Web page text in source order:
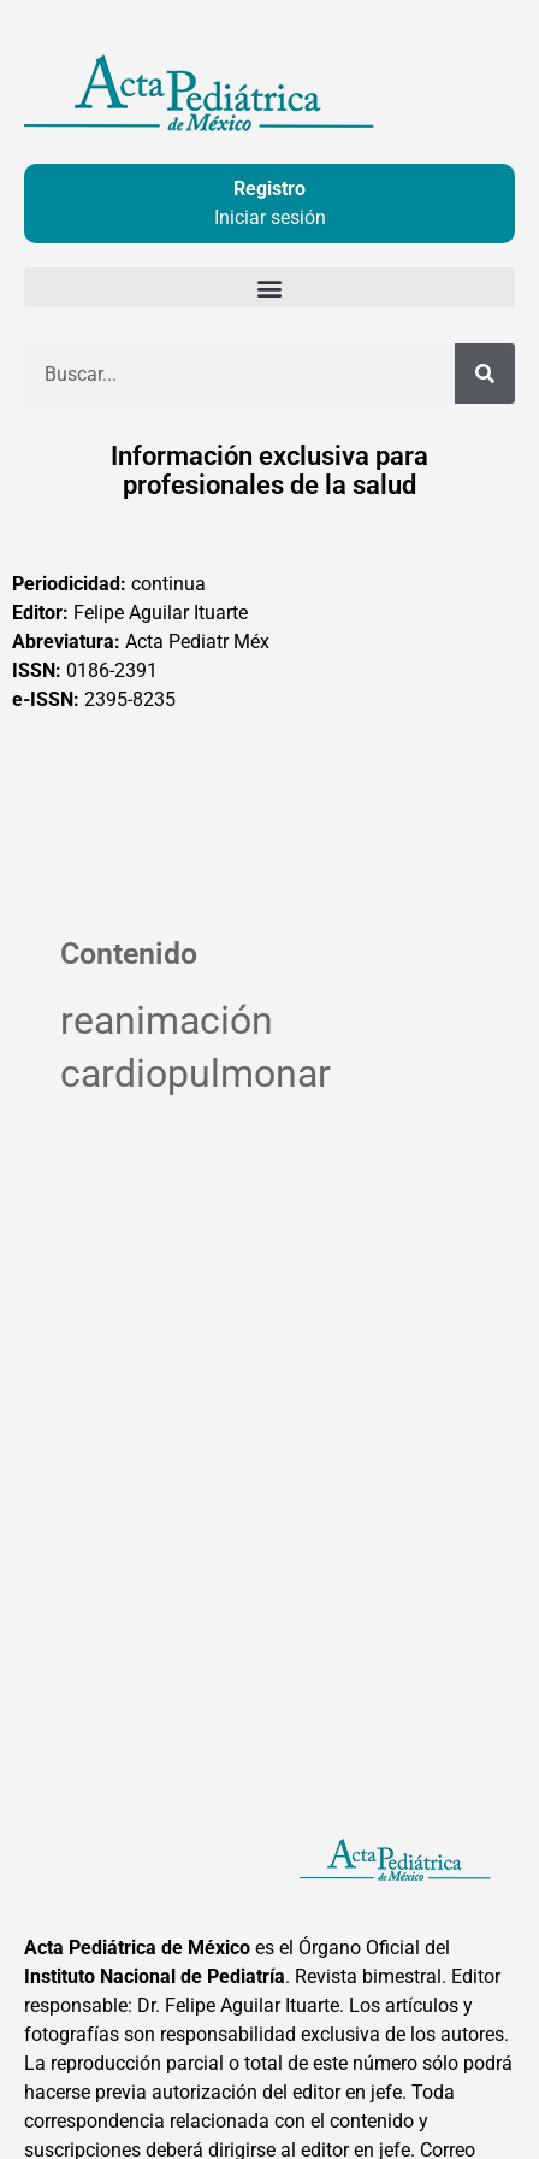
contenido
Registro
Iniciar sesión
Información exclusiva para
profesionales de la salud
Periodicidad: continua
Editor: Felipe Aguilar Ituarte
Abreviatura: Acta Pediatr Méx
ISSN: 0186-2391
e-ISSN: 2395-8235
Contenido
reanimación
cardiopulmonar
Acta Pediátrica de México es el Órgano Oficial del
Instituto Nacional de Pediatría. Revista bimestral. Editor
responsable: Dr. Felipe Aguilar Ituarte. Los artículos y
fotografías son responsabilidad exclusiva de los autores.
La reproducción parcial o total de este número sólo podrá
hacerse previa autorización del editor en jefe. Toda
correspondencia relacionada con el contenido y
suscripciones deberá dirigirse al editor en jefe. Correo